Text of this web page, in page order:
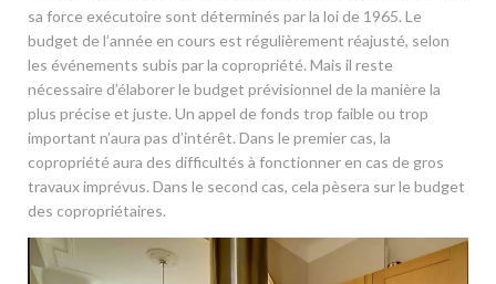
sa force exécutoire sont déterminés par la loi de 1965. Le
budget de l’année en cours est régulièrement réajusté, selon
les événements subis par la copropriété. Mais il reste
nécessaire d’élaborer le budget prévisionnel de la manière la
plus précise et juste. Un appel de fonds trop faible ou trop
important n’aura pas d’intérêt. Dans le premier cas, la
copropriété aura des difficultés à fonctionner en cas de gros
travaux imprévus. Dans le second cas, cela pèsera sur le budget
des copropriétaires.